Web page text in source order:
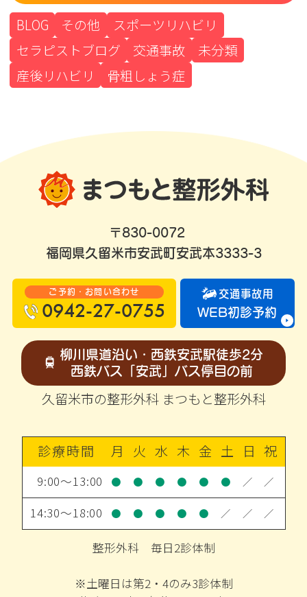
BLOG その他
スポーツリハビリ
セラピストブログ
交通事故
未分類
産後リハビリ
骨粗しょう症
〒830-0072
福岡県久留米市安武町安武本3333-3
ご予約・お問い合わせ
0942-27-0755
交通事故用
WEB初診予約
柳川県道沿い・西鉄安武駅徒歩2分
西鉄バス「安武」バス停目の前
久留米市の整形外科 まつもと整形外科
診療時間 月 火 水 木 金 土 日 祝
9:00～13:00 ● ● ● ● ● ● ／ ／
14:30～18:00 ● ● ● ● ● ／ ／ ／
整形外科 毎日2診体制
※土曜日は第2・4のみ3診体制